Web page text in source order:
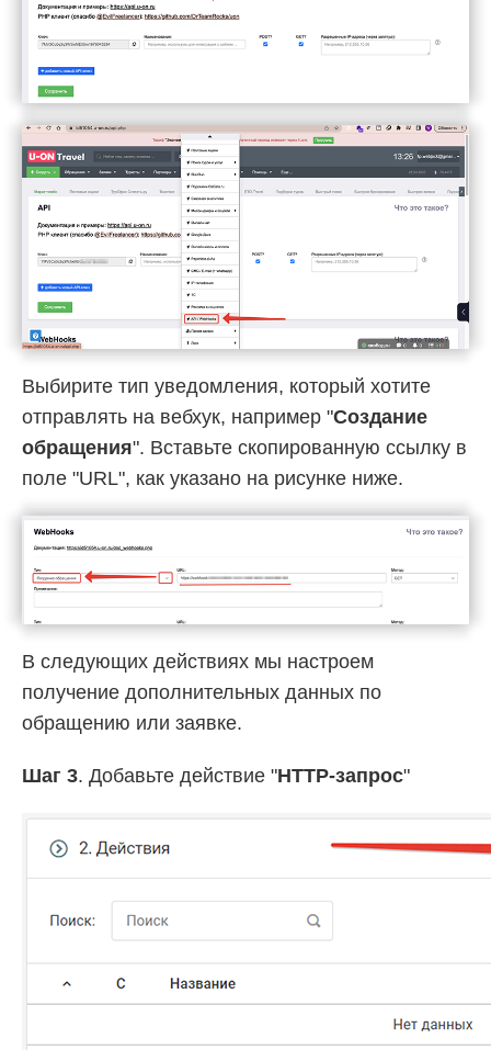
Выбирите тип уведомления, который хотите
отправлять на вебхук, например "Создание
обращения". Вставьте скопированную ссылку в
поле "URL", как указано на рисунке ниже.
В следующих действиях мы настроем
получение дополнительных данных по
обращению или заявке.
Шаг 3. Добавьте действие "HTTP-запрос"